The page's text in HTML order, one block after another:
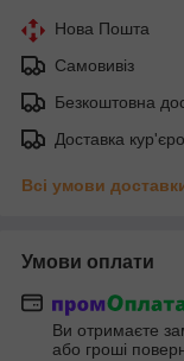
Нова Пошта
Самовивіз
Безкоштовна
Доставка
Всі умови
Умови оплати
Ви отримаєте
або гроші